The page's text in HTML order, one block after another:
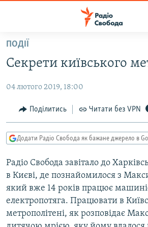
Перейти
основного
Перейти
Перейти
пошуку
ВСЕ ЗА ДОБУ
СТАТТІ
ПОЛІТИКА
СУСПІЛЬСТВО
КУЛЬТУРА
СПОРТ
УКРАЇНА
СВІТ
ВІЙНА
ДОНБАС.РЕАЛІЇ
КРИМ.РЕАЛІЇ
ТИ ЯК?
СХЕМИ
КИТАЙ.ВИКЛИКИ
ПОДІЇ
Секрети київського
04 лютого 2019, 18:00
Поділитись Читати без VPN
Додати Радіо Свобода як бажане джерело в
Радіо Свобода завітало до
в Києві, де познайомилося з
який вже 14 років працює
електропотяга. Працювати в
метрополітені, як розповідає